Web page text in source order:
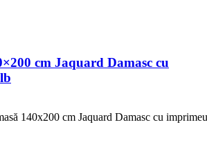
cm Jaquard Damasc cu
140x200 cm Jaquard Damasc cu